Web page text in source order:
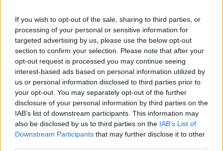
If you wish to opt-out of the sale, sharing to third parties, or
processing of your personal or sensitive information for
targeted advertising by us, please use the below opt-out
section to confirm your selection. Please note that after your
opt-out request is processed you may continue seeing
interest-based ads based on personal information utilized by
us or personal information disclosed to third parties prior to
your opt-out. You may separately opt-out of the further
disclosure of your personal information by third parties on the
IAB’s list of downstream participants. This information may
also be disclosed by us to third parties on the IAB’s List of
Downstream Participants that may further disclose it to other
all’Alpine
L’ex pilota John Herbert ha commentato l’approdo di
Doohan all’Alpine. L’ex commissario di gara non
pensa che l’esordiente australiano possa dire a
lungo la sua in F1. Il giovane pilota è sul filo del
rasoio, alle sue spalle spinge Franco Colapinto (terzo
pilota della scuderia francese) per rilevare la
titolarità sulla monoposto.